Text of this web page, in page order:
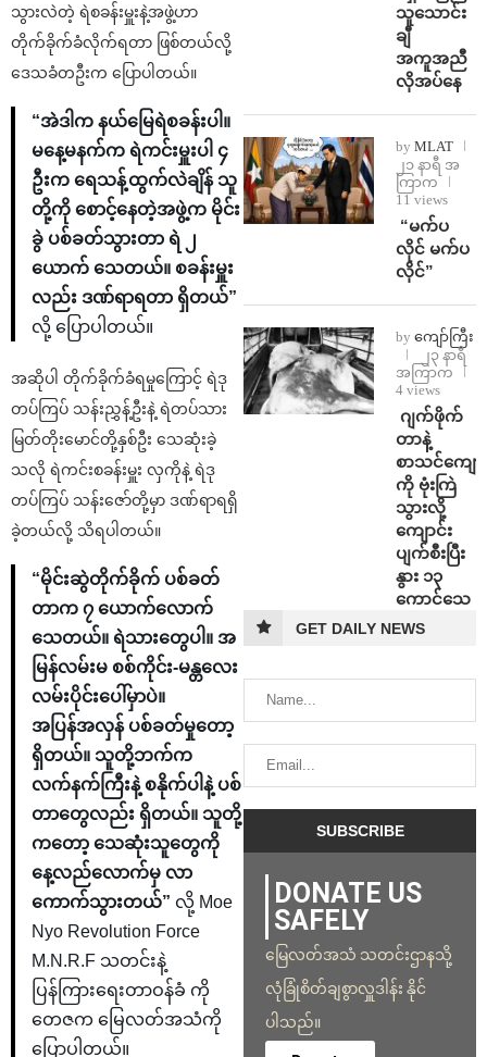
သွားလဲတဲ့ ရဲစခန်းမှူးနဲ့အဖွဲ့ဟာ
တိုက်ခိုက်ခံလိုက်ရတာ ဖြစ်တယ်လို့
ဒေသခံတဦးက ပြောပါတယ်။
“အဲဒါက နယ်မြေရဲစခန်းပါ။
မနေ့မနက်က ရဲကင်းမှူးပါ ၄
ဦးက ရေသန့်ထွက်လဲချိန် သူ
တို့ကို စောင့်နေတဲ့အဖွဲ့က မိုင်း
ခွဲ ပစ်ခတ်သွားတာ ရဲ ၂
ယောက် သေတယ်။ စခန်းမှူး
လည်း ဒဏ်ရာရတာ ရှိတယ်”
လို့ ​ပြောပါတယ်။
အဆိုပါ တိုက်ခိုက်ခံရမှုကြောင့် ရဲဒု
တပ်ကြပ် သန်းညွှန့်ဦးနဲ့ ရဲတပ်သား
မြတ်တိုးမောင်တို့နှစ်ဦး ​​သေဆုံးခဲ့
သလို ရဲကင်းစခန်းမှူး လှကိုနဲ့ ရဲဒု
တပ်ကြပ် သန်းဇော်တို့မှာ ဒဏ်ရာရရှိ
ခဲ့တယ်လို့ သိရပါတယ်။
“မိုင်းဆွဲတိုက်ခိုက် ပစ်ခတ်
တာက ၇ ယောက်လောက်
သေတယ်။ ရဲသားတွေပါ။ အ
မြန်လမ်းမ စစ်ကိုင်း-မန္တလေး
လမ်းပိုင်းပေါ်မှာပဲ။
အပြန်အလှန် ပစ်ခတ်မှုတော့
ရှိတယ်။ သူတို့ဘက်က
လက်နက်ကြီးနဲ့ စနိုက်ပါနဲ့ ပစ်
တာတွေလည်း ရှိတယ်။ သူတို့
ကတော့ သေဆုံးသူတွေကို
နေ့လည်လောက်မှ လာ
ကောက်သွားတယ်” လို့ Moe
Nyo Revolution Force
M.N.R.F သတင်းနဲ့
ပြန်ကြားရေးတာဝန်ခံ ကို
တေဇက မြေလတ်အသံကို
ပြောပါတယ်။
သူသောင်း
ချီ
အကူအညီ
လိုအပ်နေ
by MLAT
၂၁ နာရီ အ
ကြာက
11 views
⁨ ⁨“မက်ပ
လိုင် မက်ပ
လိုင်”
by ကျော်ကြီး
၂၃ နာရီ
အကြာက
4 views
⁨⁩ ⁨ဂျက်ဖိုက်
တာနဲ့
စာသင်ကျော
ကို ဗုံးကြဲ
သွားလို့
ကျောင်း
ပျက်စီးပြီး
နွား ၁၃
ကောင်သေ
GET DAILY NEWS
DONATE US
SAFELY
မြေလတ်အသံ သတင်းဌာနသို့
လုံခြုံစိတ်ချစွာလှူဒါန်း နိုင်
ပါသည်။